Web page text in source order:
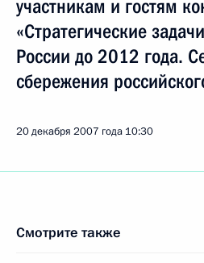
участникам и гостям
«Стратегические
России до 2012 года.
сбережения
20 декабря 2007 года 10:30
Смотрите также